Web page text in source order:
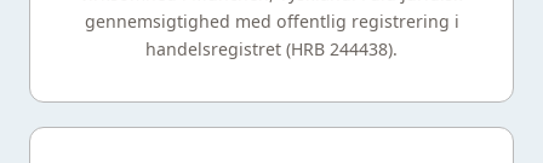
gennemsigtighed med offentlig registrering i
handelsregistret (HRB 244438).